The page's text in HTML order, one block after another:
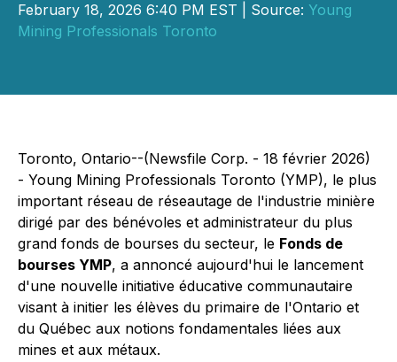
February 18, 2026 6:40 PM EST | Source: Young
Mining Professionals Toronto
Toronto, Ontario--(Newsfile Corp. - 18 février 2026)
- Young Mining Professionals Toronto (YMP), le plus
important réseau de réseautage de l'industrie minière
dirigé par des bénévoles et administrateur du plus
grand fonds de bourses du secteur, le Fonds de
bourses YMP, a annoncé aujourd'hui le lancement
d'une nouvelle initiative éducative communautaire
visant à initier les élèves du primaire de l'Ontario et
du Québec aux notions fondamentales liées aux
mines et aux métaux.